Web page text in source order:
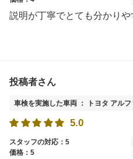
説明が丁寧でとても分かりや
投稿者さん
車検を実施した車両 ： トヨタ アルフ
5.0
スタッフの対応：5
価格：5